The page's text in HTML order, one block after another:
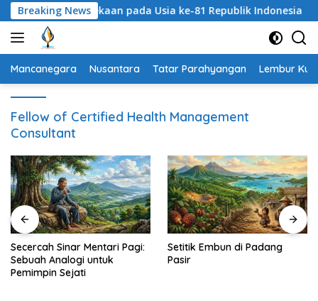
Langsung
ke
konten
Breaking News
Kemerdekaan pada Usia ke-81 Republik Indonesia
Mancanegara Nusantara Tatar Parahyangan Lembur
Fellow of Certified Health Management
Consultant
Secercah Sinar Mentari Pagi:
Sebuah Analogi untuk
Pemimpin Sejati
Setitik Embun di Padang
Pasir